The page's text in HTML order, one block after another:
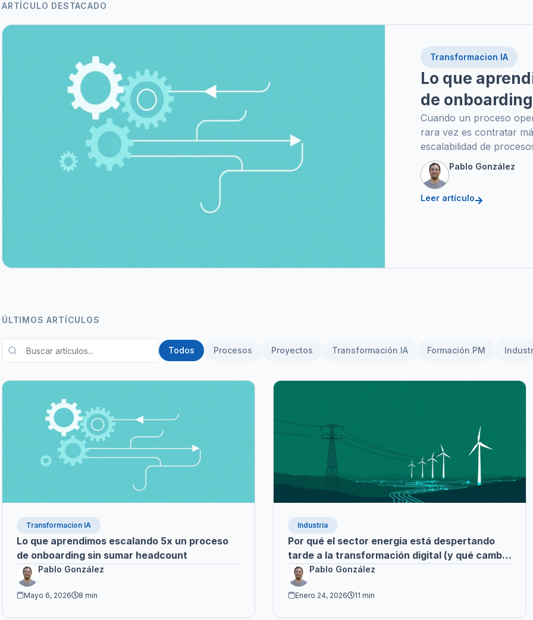
ARTÍCULO DESTACADO
Transformacion IA
Lo que
de
Cuando un proceso
rara vez es contratar
escalabilidad de
Pablo González
Leer artículo
ÚLTIMOS ARTÍCULOS
Todos Procesos Proyectos Transformación IA Formación PM
Transformacion IA
Lo que aprendimos escalando 5x un proceso
de onboarding sin sumar headcount
Pablo González
Mayo 6, 2026 8 min
Industria
Por qué el sector energía está despertando
tarde a la transformación digital (y qué cambia
cuando lo hace)
Pablo González
Enero 24, 2026 11 min